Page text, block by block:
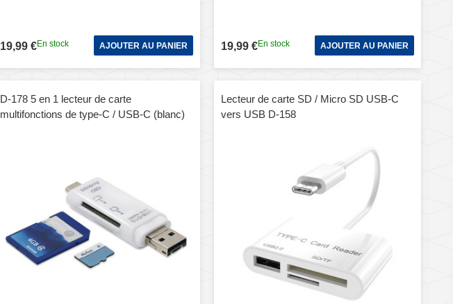
19,99 €En stock AJOUTER AU PANIER 19,99 €En stock AJOUTER AU PANIER
D-178 5 en 1 lecteur de carte
multifonctions de type-C / USB-C (blanc)
Lecteur de carte SD / Micro SD USB-C
vers USB D-158